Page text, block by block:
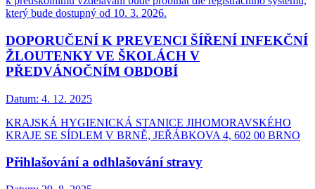
který bude dostupný od 10. 3. 2026.
DOPORUČENÍ K PREVENCI ŠÍŘENÍ INFEKČNÍ
ŽLOUTENKY VE ŠKOLÁCH V
PŘEDVÁNOČNÍM OBDOBÍ
Datum: 4. 12. 2025
KRAJSKÁ HYGIENICKÁ STANICE JIHOMORAVSKÉHO
KRAJE SE SÍDLEM V BRNĚ, JEŘÁBKOVA 4, 602 00 BRNO
Přihlašování a odhlašování stravy